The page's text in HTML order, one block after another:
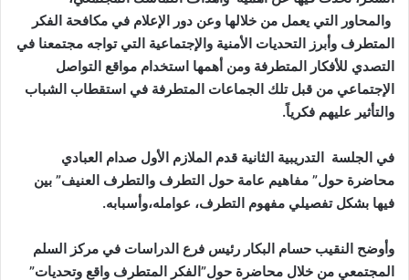
والمحاور التي يعمل من خلالها وعن دور الإعلام في مكافحة الفكر
المتطرف وأبرز التحديات الأمنية والإجتماعية التي تواجه مجتمعنا في
التصدي للأفكار المتطرفة ومن أهمها استخدام مواقع التواصل
الإجتماعي من قبل تلك الجماعات المتطرفة في استقطاب الشباب
والتأثير عليهم فكرياً.
في الجلسة التدريبية الثانية قدم الملازم الأول صدام العبادي
محاضرة حول” مفاهيم عامة حول التطرف والتطرف العنيف” بين
فيها بشكل تفصيلي مفهوم التطرف، عوامله،وأسبابه.
وأوضح النقيب حسام البكار رئيس فرع الدراسات في مركز السلم
المجتمعي من خلال محاضرة حول”الفكر المتطرف واقع وتحديات”